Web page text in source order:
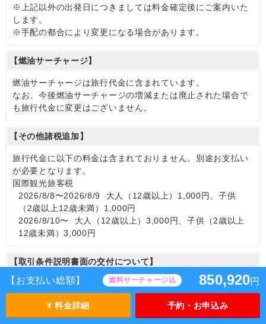
【お支払い総額】 燃料サーチャージ込 850,920円
¥ 料金詳細 予約・お申込み
※上記以外の出発日につきましては料金確定後にご案内いた
します。
※手配の都合により変更になる場合があります。
【燃油サーチャージ】
燃油サーチャージは旅行代金に含まれています。
なお、今後燃油サーチャージの増減または廃止された場合で
も旅行代金に変更はございません。
【その他諸税追加】
旅行代金に以下の料金は含まれておりません。別途お支払い
が必要となります。
国際観光旅客税
2026/8/8〜2026/8/9 大人（12歳以上）1,000円、子供
（2歳以上12歳未満）1,000円
2026/8/10〜 大人（12歳以上）3,000円、子供（2歳以上
12歳未満）3,000円
【取引条件説明書面の交付について】
取引条件説明書面は、画面上の表示（HTML）をもって交付
させていただきます。
※お申込み方法によって、お申込み完了後にお送りする場合
もございます。